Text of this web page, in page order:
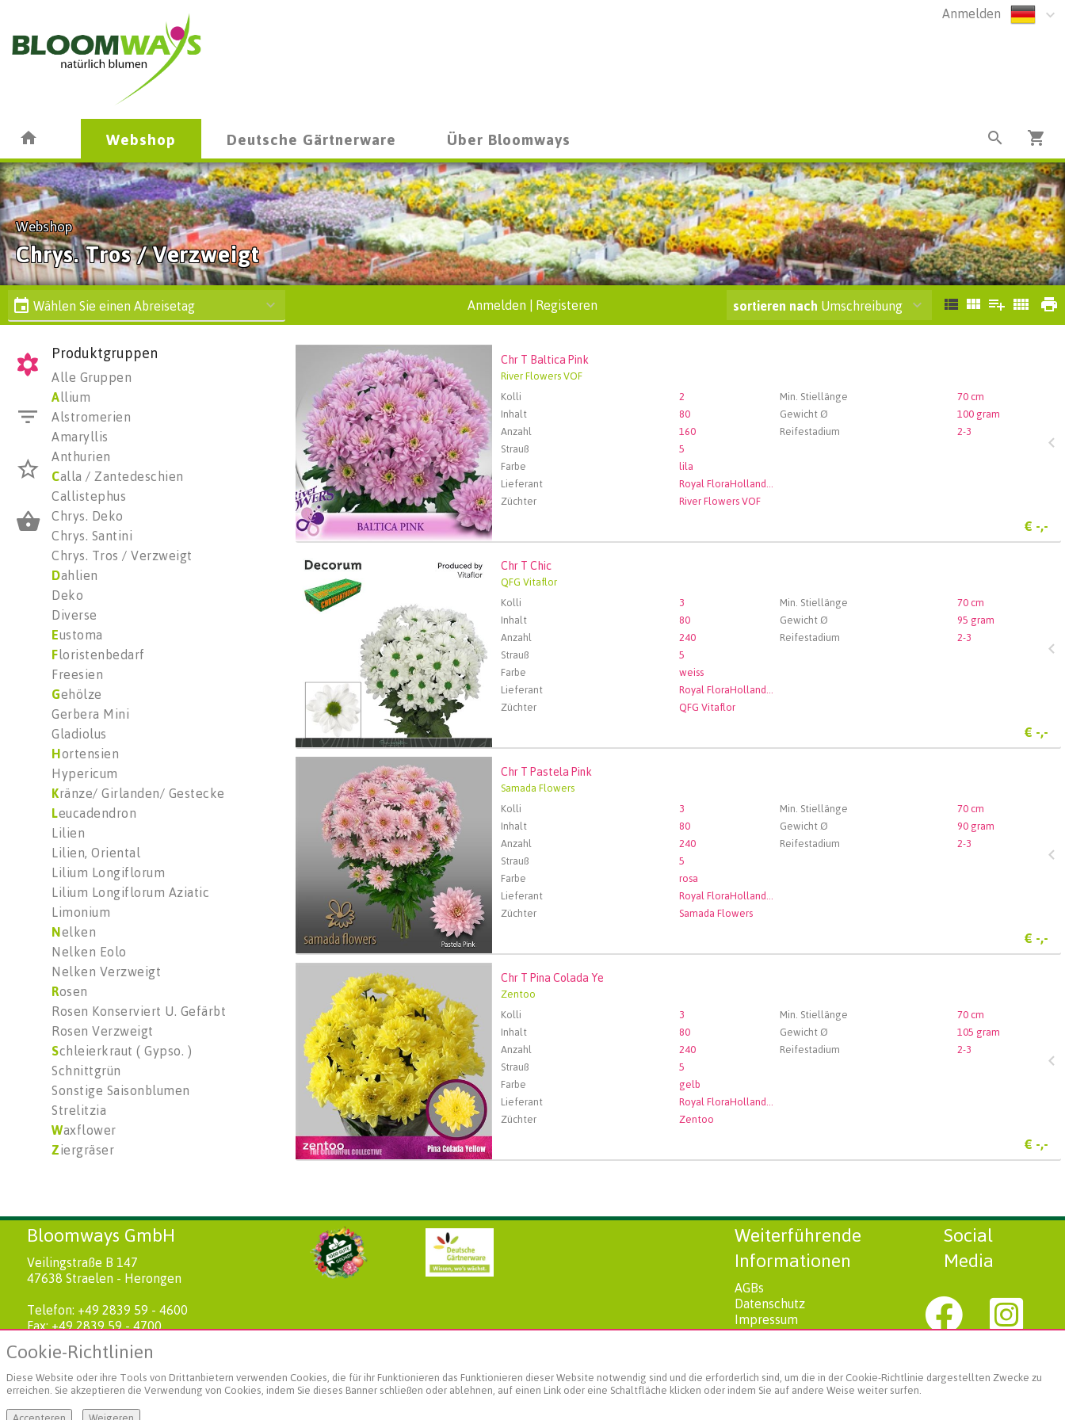
Anmelden
Webshop Deutsche Gärtnerware Über Bloomways
Webshop
Chrys. Tros / Verzweigt
Wählen Sie einen Abreisetag Anmelden Registeren sortieren nach Umschreibung
Produktgruppen
Alle Gruppen
Allium
Alstromerien
Amaryllis
Anthurien
Calla / Zantedeschien
Callistephus
Chrys. Deko
Chrys. Santini
Chrys. Tros / Verzweigt
Dahlien
Deko
Diverse
Eustoma
Floristenbedarf
Freesien
Gehölze
Gerbera Mini
Gladiolus
Hortensien
Hypericum
Kränze/ Girlanden/ Gestecke
Leucadendron
Lilien
Lilien, Oriental
Lilium Longiflorum
Lilium Longiflorum Aziatic
Limonium
Nelken
Nelken Eolo
Nelken Verzweigt
Rosen
Rosen Konserviert U. Gefärbt
Rosen Verzweigt
Schleierkraut ( Gypso. )
Schnittgrün
Sonstige Saisonblumen
Strelitzia
Waxflower
Ziergräser
Chr T Baltica Pink
River Flowers VOF
Kolli
2 Min. Stiellänge
70 cm
Inhalt
80 Gewicht Ø
100 gram
Anzahl
160 Reifestadium
2-3
Strauß
5
Farbe
lila
Lieferant
Royal FloraHolland Aalsmeer
Züchter
River Flowers VOF
€ -,-
Chr T Baltica Pink
Wählen Sie zuerst ein Abfartdatum.
Chr T Chic
QFG Vitaflor
Kolli
3 Min. Stiellänge
70 cm
Inhalt
80 Gewicht Ø
95 gram
Anzahl
240 Reifestadium
2-3
Strauß
5
Farbe
weiss
Lieferant
Royal FloraHolland Aalsmeer
Züchter
QFG Vitaflor
€ -,-
Chr T Chic
Wählen Sie zuerst ein Abfartdatum.
Chr T Pastela Pink
Samada Flowers
Kolli
3 Min. Stiellänge
70 cm
Inhalt
80 Gewicht Ø
90 gram
Anzahl
240 Reifestadium
2-3
Strauß
5
Farbe
rosa
Lieferant
Royal FloraHolland Aalsmeer
Züchter
Samada Flowers
€ -,-
Chr T Pastela Pink
Wählen Sie zuerst ein Abfartdatum.
Chr T Pina Colada Ye
Zentoo
Kolli
3 Min. Stiellänge
70 cm
Inhalt
80 Gewicht Ø
105 gram
Anzahl
240 Reifestadium
2-3
Strauß
5
Farbe
gelb
Lieferant
Royal FloraHolland Aalsmeer
Züchter
Zentoo
€ -,-
Chr T Pina Colada Ye
Wählen Sie zuerst ein Abfartdatum.
Bloomways GmbH
Veilingstraße B 147
47638 Straelen - Herongen
Telefon: +49 2839 59 - 4600
Fax: +49 2839 59 - 4700
E-Mail: info(at)bloomways.de
Weiterführende
Informationen
AGBs
Datenschutz
Impressum
Landgard
Social
Media
Cookie-Richtlinien
Diese Website oder ihre Tools von Drittanbietern verwenden Cookies, die für ihr Funktionieren das Funktionieren dieser Website notwendig sind und die erforderlich sind, um die in der Cookie-Richtlinie dargestellten Zwecke zu
erreichen. Sie akzeptieren die Verwendung von Cookies, indem Sie dieses Banner schließen oder ablehnen, auf einen Link oder eine Schaltfläche klicken oder indem Sie auf andere Weise weiter surfen.